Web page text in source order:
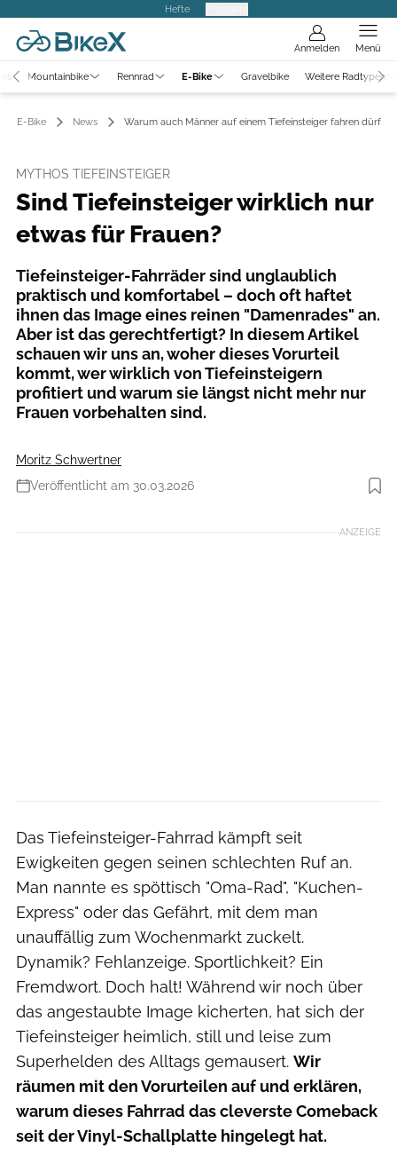
Hefte
Anmelden Menü
Mountainbike Rennrad E-Bike Gravelbike Weitere Radtypen
E-Bike News Warum auch Männer auf einem Tiefeinsteiger fahren dürfen!
MYTHOS TIEFEINSTEIGER
Sind Tiefeinsteiger wirklich nur
etwas für Frauen?
Tiefeinsteiger-Fahrräder sind unglaublich
praktisch und komfortabel – doch oft haftet
ihnen das Image eines reinen "Damenrades" an.
Aber ist das gerechtfertigt? In diesem Artikel
schauen wir uns an, woher dieses Vorurteil
kommt, wer wirklich von Tiefeinsteigern
profitiert und warum sie längst nicht mehr nur
Frauen vorbehalten sind.
Moritz Schwertner
Veröffentlicht am 30.03.2026
Foto: Moritz Schwertner // www.moritzschwertner.de
ANZEIGE
Das Tiefeinsteiger-Fahrrad kämpft seit
Ewigkeiten gegen seinen schlechten Ruf an.
Man nannte es spöttisch "Oma-Rad", "Kuchen-
Express" oder das Gefährt, mit dem man
unauffällig zum Wochenmarkt zuckelt.
Dynamik? Fehlanzeige. Sportlichkeit? Ein
Fremdwort. Doch halt! Während wir noch über
das angestaubte Image kicherten, hat sich der
Tiefeinsteiger heimlich, still und leise zum
Superhelden des Alltags gemausert. Wir
räumen mit den Vorurteilen auf und erklären,
warum dieses Fahrrad das cleverste Comeback
seit der Vinyl-Schallplatte hingelegt hat.